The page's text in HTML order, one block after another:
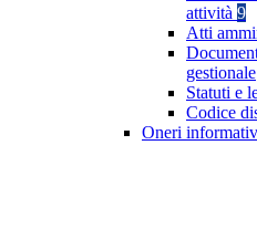
attività 9
Atti
gestionale
Statuti e
Codice
Oneri